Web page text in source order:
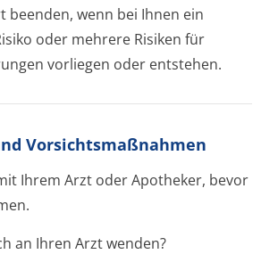
beenden, wenn bei Ihnen ein
oder mehrere Risiken für
vorliegen oder entstehen.
Vorsichtsmaßnahmen
Ihrem Arzt oder Apotheker, bevor
an Ihren Arzt wenden?